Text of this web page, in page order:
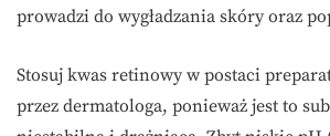
prowadzi do wygładzania skóry oraz
Stosuj kwas retinowy w postaci
przez dermatologa, ponieważ jest to